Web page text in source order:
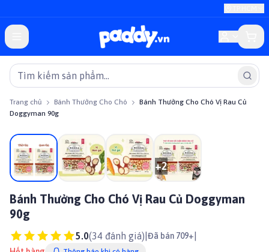
Trang chủ Bánh Thưởng Cho Chó
Bánh Thưởng Cho Chó Vị Rau Củ
Doggyman 90g
Giảm giá
+2
Bánh Thưởng Cho Chó Vị Rau Củ Doggyman
90g
5.0(34 đánh giá) Đã bán 709+